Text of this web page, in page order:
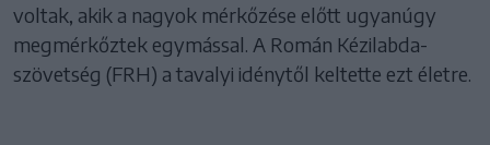
voltak, akik a nagyok mérkőzése előtt ugyanúgy
megmérkőztek egymással. A Román Kézilabda-
szövetség (FRH) a tavalyi idénytől keltette ezt életre.